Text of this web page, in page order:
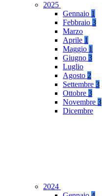
2025
Gennaio 1
Febbraio 3
Marzo
Aprile 1
Maggio 1
Giugno 3
Luglio
Agosto 2
Settembre 3
Ottobre 3
Novembre 3
Dicembre
2024